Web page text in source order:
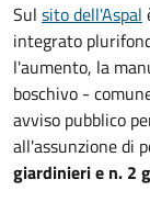
Sul sito dell'Aspal
integrato
l'aumento, la
boschivo -
avviso pubblico
all'assunzione di
giardinieri e n. 2